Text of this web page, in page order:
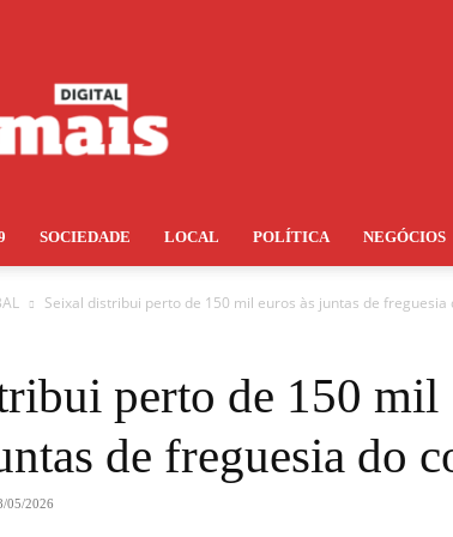
SOCIEDADE LOCAL POLÍTICA NEGÓCIOS
Seixal distribui perto de 150 mil euros às juntas de freguesia
perto de 150 mil
de freguesia do
05/2026